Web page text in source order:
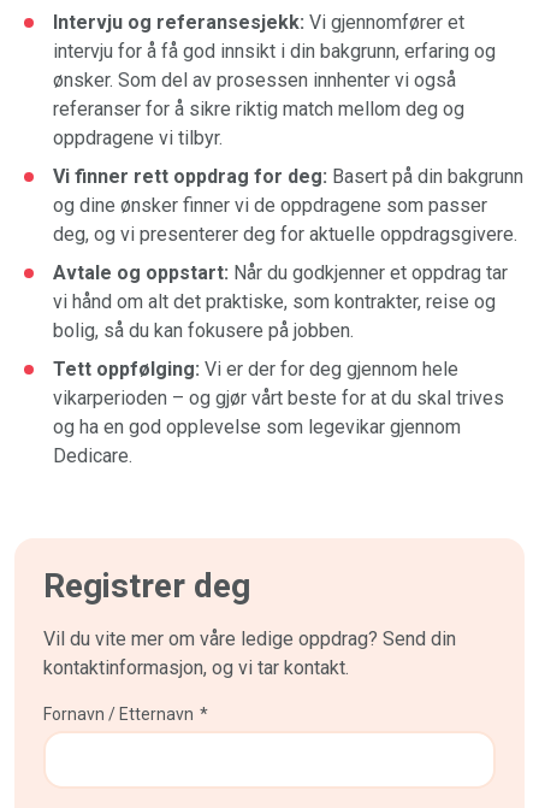
Intervju og referansesjekk: Vi gjennomfører et
intervju for å få god innsikt i din bakgrunn, erfaring og
ønsker. Som del av prosessen innhenter vi også
referanser for å sikre riktig match mellom deg og
oppdragene vi tilbyr.
Vi finner rett oppdrag for deg: Basert på din bakgrunn
og dine ønsker finner vi de oppdragene som passer
deg, og vi presenterer deg for aktuelle oppdragsgivere.
Avtale og oppstart: Når du godkjenner et oppdrag tar
vi hånd om alt det praktiske, som kontrakter, reise og
bolig, så du kan fokusere på jobben.
Tett oppfølging: Vi er der for deg gjennom hele
vikarperioden – og gjør vårt beste for at du skal trives
og ha en god opplevelse som legevikar gjennom
Dedicare.
Registrer deg
Vil du vite mer om våre ledige oppdrag? Send din
kontaktinformasjon, og vi tar kontakt.
Fornavn / Etternavn *